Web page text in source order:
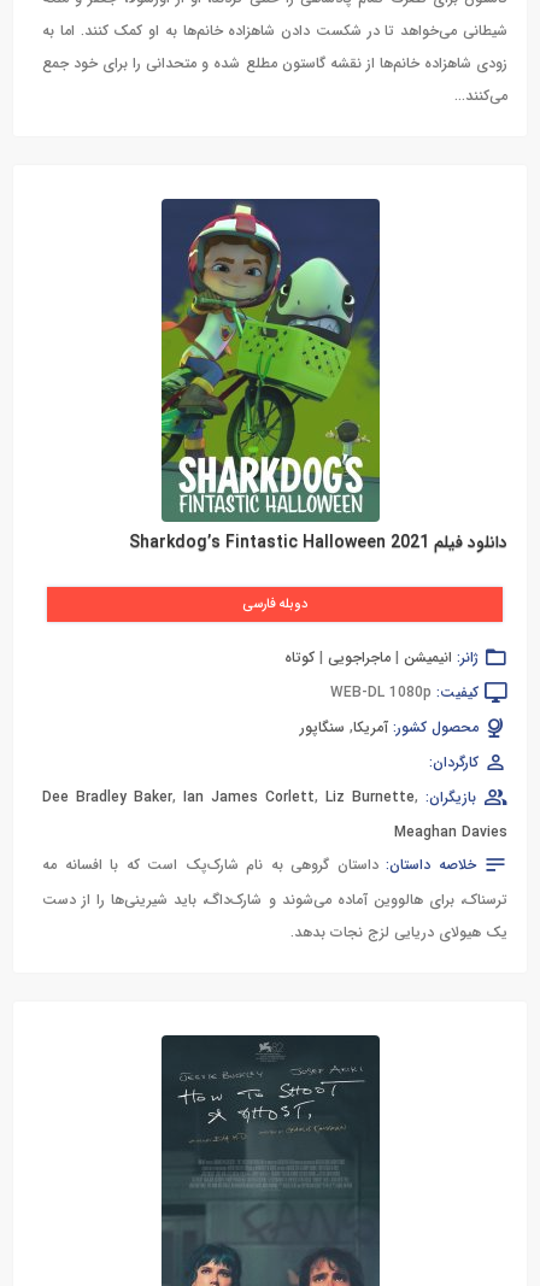
شیطانی می‌خواهد تا در شکست دادن شاهزاده خانم‌ها به او کمک کنند. اما به
زودی شاهزاده خانم‌ها از نقشه گاستون مطلع شده و متحدانی را برای خود جمع
می‌کنند…
دانلود فیلم Sharkdog’s Fintastic Halloween 2021
دوبله فارسی
ژانر: انیمیشن | ماجراجویی | کوتاه
کیفیت: WEB-DL 1080p
محصول کشور: آمریکا, سنگاپور
کارگردان:
بازیگران:
Dee Bradley Baker, Ian James Corlett, Liz Burnette,
Meaghan Davies
خلاصه داستان:داستان گروهی به نام شارک‌پک است که با افسانه‌ مه
ترسناک، برای هالووین آماده می‌شوند و شارک‌داگ، باید شیرینی‌ها را از دست
یک هیولای دریایی لزج نجات بدهد.